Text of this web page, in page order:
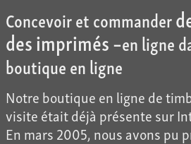
Concevoir et commander
des imprimés –en ligne
boutique en ligne
Notre boutique en ligne de
visite était déjà présente sur
En mars 2005, nous avons pu